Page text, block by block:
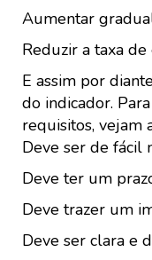
Aumentar
Reduzir a taxa
E assim por
do indicador.
requisitos, vejam
Deve ser de fácil
Deve ter um
Deve trazer um
Deve ser clara e